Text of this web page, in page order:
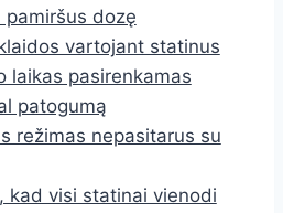
pamiršus dozę
vartojant statinus
laikas pasirenkamas
patogumą
režimas nepasitarus su
kad visi statinai vienodi